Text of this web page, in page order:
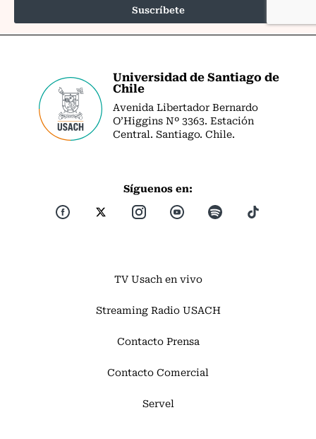
Universidad de Santiago de
Chile
Avenida Libertador Bernardo
O’Higgins Nº 3363. Estación
Central. Santiago. Chile.
Síguenos en:
TV Usach en vivo
Streaming Radio USACH
Contacto Prensa
Contacto Comercial
Servel